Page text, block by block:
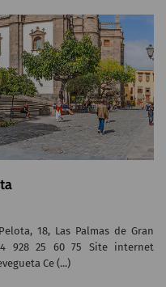
18, Las Palmas de Gran
928 25 60 75 Site internet
Ce (...)